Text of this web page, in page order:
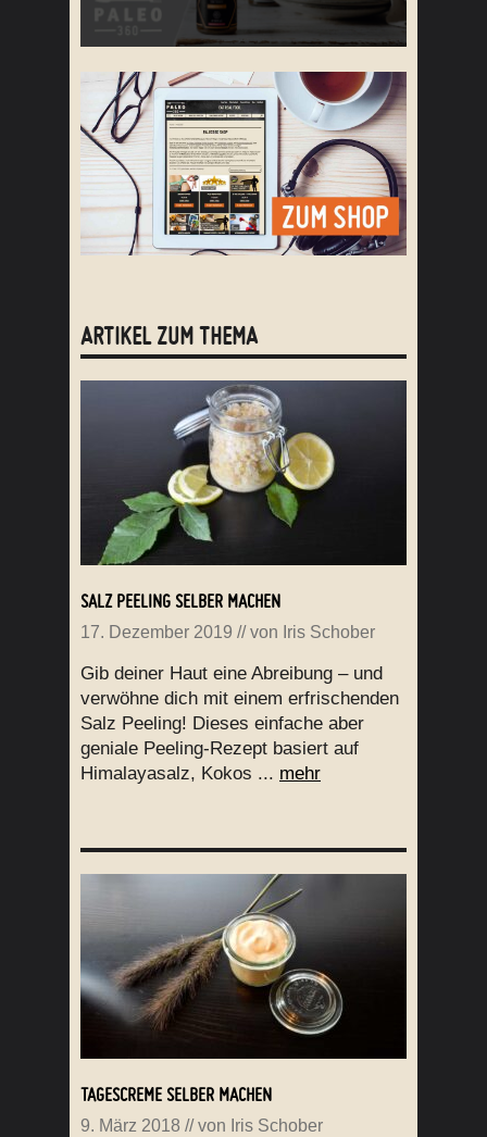
ARTIKEL ZUM THEMA
SALZ PEELING SELBER MACHEN
17. Dezember 2019 // von Iris Schober
Gib deiner Haut eine Abreibung – und
verwöhne dich mit einem erfrischenden
Salz Peeling! Dieses einfache aber
geniale Peeling-Rezept basiert auf
Himalayasalz, Kokos ... mehr
TAGESCREME SELBER MACHEN
9. März 2018 // von Iris Schober